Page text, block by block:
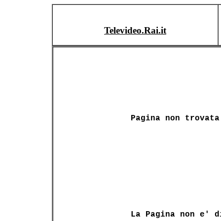
Televideo.Rai.it
Pagina non trovata
La Pagina non e'